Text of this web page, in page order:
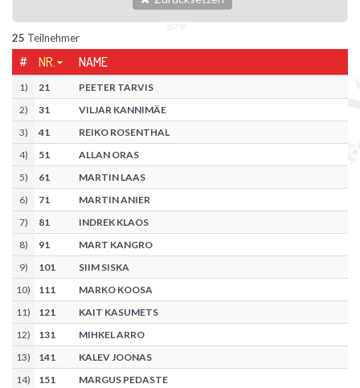
25 Teilnehmer
# NR. NAME
1) 21
PEETER TARVIS
2) 31
VILJAR KANNIMÄE
3) 41
REIKO ROSENTHAL
4) 51
ALLAN ORAS
5) 61
MARTIN LAAS
6) 71
MARTIN ANIER
7) 81
INDREK KLAOS
8) 91
MART KANGRO
9) 101
SIIM SISKA
10) 111
MARKO KOOSA
11) 121
KAIT KASUMETS
12) 131
MIHKEL ARRO
13) 141
KALEV JOONAS
14) 151 MARGUS PEDASTE